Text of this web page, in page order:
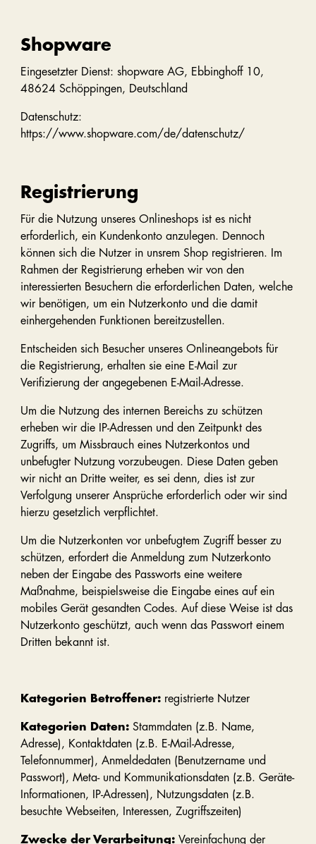
Shopware
Eingesetzter Dienst: shopware AG, Ebbinghoff 10,
48624 Schöppingen, Deutschland
Datenschutz:
https://www.shopware.com/de/datenschutz/
Registrierung
Für die Nutzung unseres Onlineshops ist es nicht
erforderlich, ein Kundenkonto anzulegen. Dennoch
können sich die Nutzer in unsrem Shop registrieren. Im
Rahmen der Registrierung erheben wir von den
interessierten Besuchern die erforderlichen Daten, welche
wir benötigen, um ein Nutzerkonto und die damit
einhergehenden Funktionen bereitzustellen.
Entscheiden sich Besucher unseres Onlineangebots für
die Registrierung, erhalten sie eine E-Mail zur
Verifizierung der angegebenen E-Mail-Adresse.
Um die Nutzung des internen Bereichs zu schützen
erheben wir die IP-Adressen und den Zeitpunkt des
Zugriffs, um Missbrauch eines Nutzerkontos und
unbefugter Nutzung vorzubeugen. Diese Daten geben
wir nicht an Dritte weiter, es sei denn, dies ist zur
Verfolgung unserer Ansprüche erforderlich oder wir sind
hierzu gesetzlich verpflichtet.
Um die Nutzerkonten vor unbefugtem Zugriff besser zu
schützen, erfordert die Anmeldung zum Nutzerkonto
neben der Eingabe des Passworts eine weitere
Maßnahme, beispielsweise die Eingabe eines auf ein
mobiles Gerät gesandten Codes. Auf diese Weise ist das
Nutzerkonto geschützt, auch wenn das Passwort einem
Dritten bekannt ist.
Kategorien Betroffener:registrierte Nutzer
Kategorien Daten:Stammdaten (z.B. Name,
Adresse), Kontaktdaten (z.B. E-Mail-Adresse,
Telefonnummer), Anmeldedaten (Benutzername und
Passwort), Meta- und Kommunikationsdaten (z.B. Geräte-
Informationen, IP-Adressen), Nutzungsdaten (z.B.
besuchte Webseiten, Interessen, Zugriffszeiten)
Zwecke der Verarbeitung: Vereinfachung der